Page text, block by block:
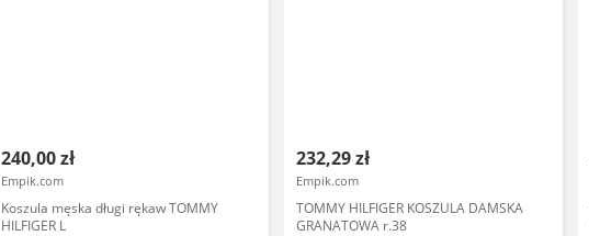
240,00 zł
Empik.com
Koszula męska długi rękaw TOMMY
HILFIGER L
232,29 zł
Empik.com
TOMMY HILFIGER KOSZULA DAMSKA
GRANATOWA r.38